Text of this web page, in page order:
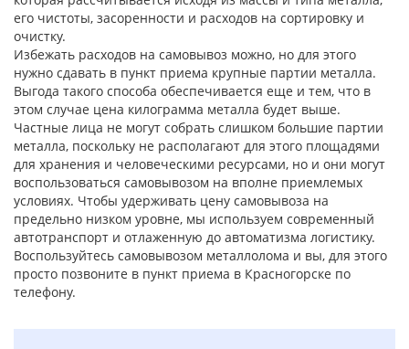
его чистоты, засоренности и расходов на сортировку и
очистку.
Избежать расходов на самовывоз можно, но для этого
нужно сдавать в пункт приема крупные партии металла.
Выгода такого способа обеспечивается еще и тем, что в
этом случае цена килограмма металла будет выше.
Частные лица не могут собрать слишком большие партии
металла, поскольку не располагают для этого площадями
для хранения и человеческими ресурсами, но и они могут
воспользоваться самовывозом на вполне приемлемых
условиях. Чтобы удерживать цену самовывоза на
предельно низком уровне, мы используем современный
автотранспорт и отлаженную до автоматизма логистику.
Воспользуйтесь самовывозом металлолома и вы, для этого
просто позвоните в пункт приема в Красногорске по
телефону.